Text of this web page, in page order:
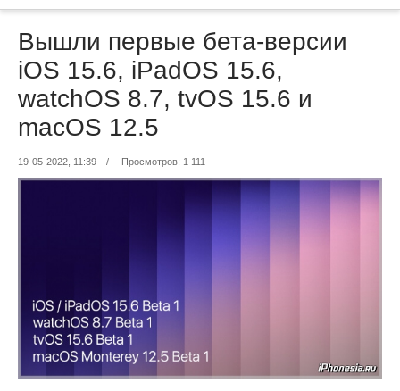
Вышли первые бета-версии
iOS 15.6, iPadOS 15.6,
watchOS 8.7, tvOS 15.6 и
macOS 12.5
19-05-2022, 11:39 / Просмотров: 1 111